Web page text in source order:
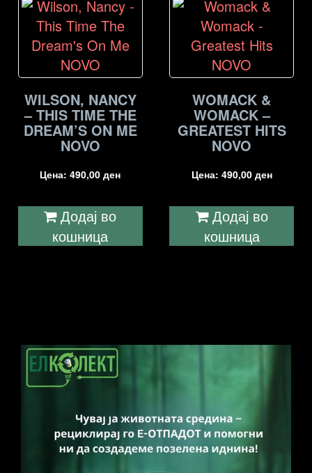
WILSON, NANCY
– THIS TIME THE
DREAM’S ON ME
NOVO
Цена:490,00ден
Додај во
кошница
WOMACK &
WOMACK –
GREATEST HITS
NOVO
Цена: 490,00 ден
Додај во
кошница